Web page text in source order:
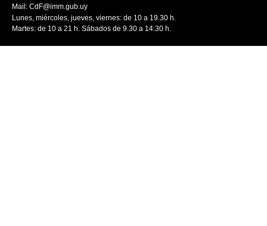
Mail: CdF@imm.gub.uy
Lunes, miércoles, jueves, viernes: de 10 a 19.30 h.
Martes: de 10 a 21 h. Sábados de 9.30 a 14.30 h.